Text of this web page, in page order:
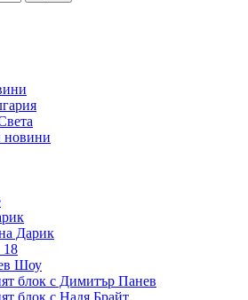
новини
Дарик
18
Шоу
блок с Димитър Панев
блок с Надя Брайт